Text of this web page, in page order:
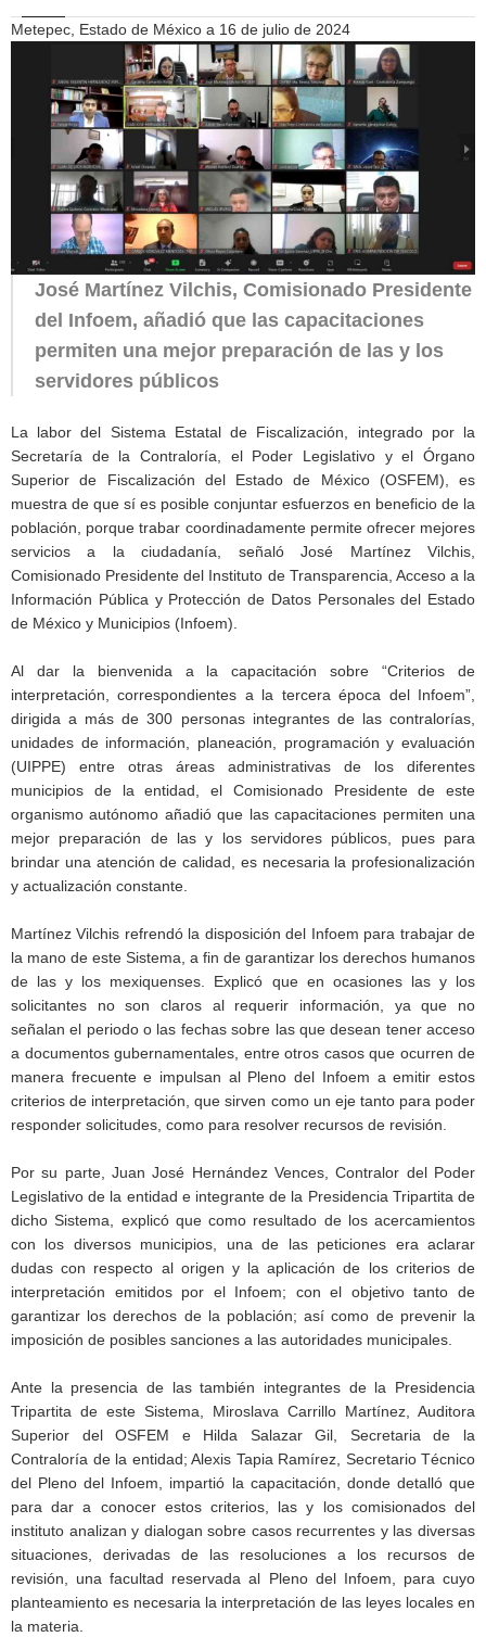
Metepec, Estado de México a 16 de julio de 2024
José Martínez Vilchis, Comisionado Presidente
del Infoem, añadió que las capacitaciones
permiten una mejor preparación de las y los
servidores públicos
La labor del Sistema Estatal de Fiscalización, integrado por la
Secretaría de la Contraloría, el Poder Legislativo y el Órgano
Superior de Fiscalización del Estado de México (OSFEM), es
muestra de que sí es posible conjuntar esfuerzos en beneficio de la
población, porque trabar coordinadamente permite ofrecer mejores
servicios a la ciudadanía, señaló José Martínez Vilchis,
Comisionado Presidente del Instituto de Transparencia, Acceso a la
Información Pública y Protección de Datos Personales del Estado
de México y Municipios (Infoem).
Al dar la bienvenida a la capacitación sobre “Criterios de
interpretación, correspondientes a la tercera época del Infoem”,
dirigida a más de 300 personas integrantes de las contralorías,
unidades de información, planeación, programación y evaluación
(UIPPE) entre otras áreas administrativas de los diferentes
municipios de la entidad, el Comisionado Presidente de este
organismo autónomo añadió que las capacitaciones permiten una
mejor preparación de las y los servidores públicos, pues para
brindar una atención de calidad, es necesaria la profesionalización
y actualización constante.
Martínez Vilchis refrendó la disposición del Infoem para trabajar de
la mano de este Sistema, a fin de garantizar los derechos humanos
de las y los mexiquenses. Explicó que en ocasiones las y los
solicitantes no son claros al requerir información, ya que no
señalan el periodo o las fechas sobre las que desean tener acceso
a documentos gubernamentales, entre otros casos que ocurren de
manera frecuente e impulsan al Pleno del Infoem a emitir estos
criterios de interpretación, que sirven como un eje tanto para poder
responder solicitudes, como para resolver recursos de revisión.
Por su parte, Juan José Hernández Vences, Contralor del Poder
Legislativo de la entidad e integrante de la Presidencia Tripartita de
dicho Sistema, explicó que como resultado de los acercamientos
con los diversos municipios, una de las peticiones era aclarar
dudas con respecto al origen y la aplicación de los criterios de
interpretación emitidos por el Infoem; con el objetivo tanto de
garantizar los derechos de la población; así como de prevenir la
imposición de posibles sanciones a las autoridades municipales.
Ante la presencia de las también integrantes de la Presidencia
Tripartita de este Sistema, Miroslava Carrillo Martínez, Auditora
Superior del OSFEM e Hilda Salazar Gil, Secretaria de la
Contraloría de la entidad; Alexis Tapia Ramírez, Secretario Técnico
del Pleno del Infoem, impartió la capacitación, donde detalló que
para dar a conocer estos criterios, las y los comisionados del
instituto analizan y dialogan sobre casos recurrentes y las diversas
situaciones, derivadas de las resoluciones a los recursos de
revisión, una facultad reservada al Pleno del Infoem, para cuyo
planteamiento es necesaria la interpretación de las leyes locales en
la materia.